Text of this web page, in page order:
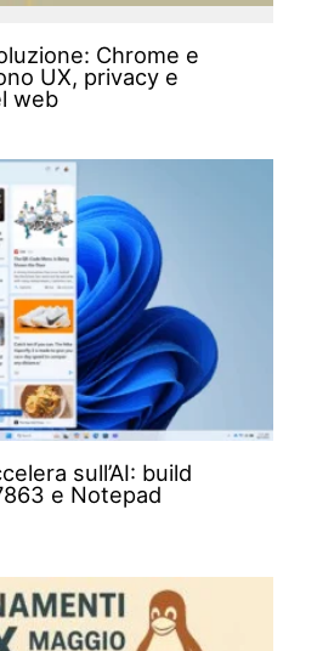
Chrome e
UX, privacy e
web
sull’AI: build
e Notepad